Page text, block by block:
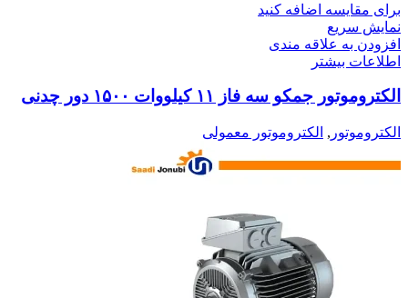
برای مقایسه اضافه کنید
نمایش سریع
افزودن به علاقه مندی
اطلاعات بیشتر
الکتروموتور جمکو سه فاز ۱۱ کیلووات ۱۵۰۰ دور چدنی
الکتروموتور , الکتروموتور معمولی